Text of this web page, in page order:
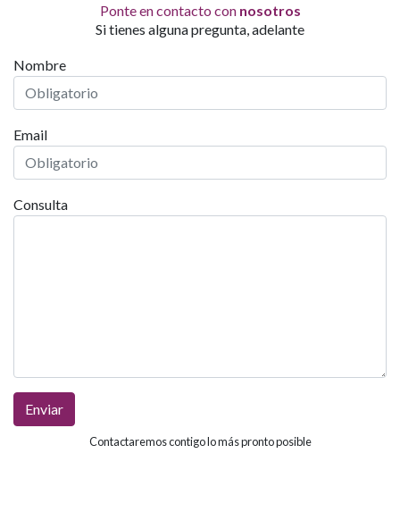
Ponte en contacto con nosotros
Si tienes alguna pregunta, adelante
Nombre
Email
Consulta
Enviar
Contactaremos contigo lo más pronto posible